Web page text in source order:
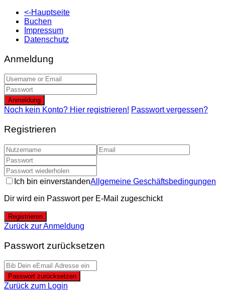
<-Hauptseite
Buchen
Impressum
Datenschutz
Anmeldung
Anmeldung
Noch kein Konto? Hier registrieren! Passwort vergessen?
Registrieren
Ich bin einverstandenAllgemeine Geschäftsbedingungen
Dir wird ein Passwort per E-Mail zugeschickt
Registrieren
Zurück zur Anmeldung
Passwort zurücksetzen
Passwort zurücksetzen
Zurück zum Login